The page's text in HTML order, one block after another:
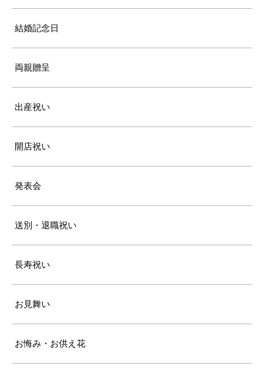
結婚記念日
両親贈呈
出産祝い
開店祝い
発表会
送別・退職祝い
長寿祝い
お見舞い
お悔み・お供え花